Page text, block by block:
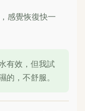
感覺恢復快一
有效，但我試
，不舒服。